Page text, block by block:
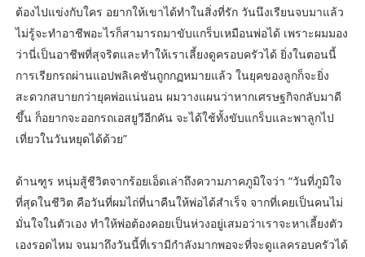
ต้องไปแข่งกับใคร อยากให้เขาได้ทำในสิ่งที่รัก วันนึงเรียนจบมาแล้ว
ไม่รู้จะทำอาชีพอะไรก็สามารถมาขับแกร็บเหมือนพ่อได้ เพราะผมมอง
ว่านี่เป็นอาชีพที่สุจริตและทำให้เราเลี้ยงดูครอบครัวได้ ยิ่งในตอนนี้
การเรียกรถผ่านแอปพลิเคชันถูกกฏหมายแล้ว ในยุคของลูกก็จะยิ่ง
สะดวกสบายกว่ายุคพ่อแน่นอน ผมวางแผนว่าหากเศรษฐกิจกลับมาดี
ขึ้น ก็อยากจะออกรถเอสยูวีอีกคัน จะได้ใช้ทั้งขับแกร็บและพาลูกไป
เที่ยวในวันหยุดได้ด้วย”
ด้านฑูร หนุ่มสู้ชีวิตจากร้อยเอ็ดเล่าถึงความภาคภูมิใจว่า “วันที่ภูมิใจ
ที่สุดในชีวิต คือวันที่ผมไถ่ที่นาคืนให้พ่อได้สำเร็จ จากที่เคยเป็นคนไม่
มั่นใจในตัวเอง ทำให้พ่อต้องคอยเป็นห่วงอยู่เสมอว่าเราจะหาเลี้ยงตัว
เองรอดไหม จนมาถึงวันนี้ที่เรามีกำลังมากพอจะที่จะดูแลครอบครัวได้